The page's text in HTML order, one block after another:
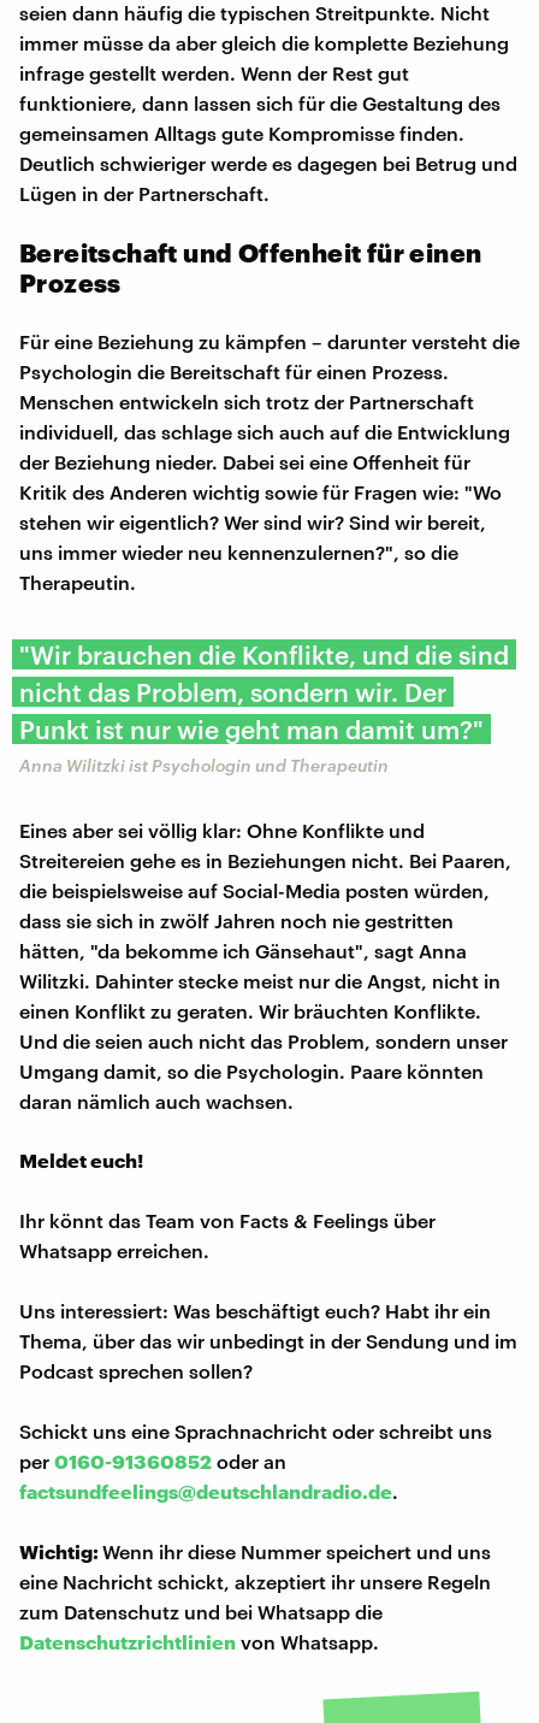
seien dann häufig die typischen Streitpunkte. Nicht
immer müsse da aber gleich die komplette Beziehung
infrage gestellt werden. Wenn der Rest gut
funktioniere, dann lassen sich für die Gestaltung des
gemeinsamen Alltags gute Kompromisse finden.
Deutlich schwieriger werde es dagegen bei Betrug und
Lügen in der Partnerschaft.
Bereitschaft und Offenheit für einen
Prozess
Für eine Beziehung zu kämpfen – darunter versteht die
Psychologin die Bereitschaft für einen Prozess.
Menschen entwickeln sich trotz der Partnerschaft
individuell, das schlage sich auch auf die Entwicklung
der Beziehung nieder. Dabei sei eine Offenheit für
Kritik des Anderen wichtig sowie für Fragen wie: "Wo
stehen wir eigentlich? Wer sind wir? Sind wir bereit,
uns immer wieder neu kennenzulernen?", so die
Therapeutin.
"Wir brauchen die Konflikte, und die sind
nicht das Problem, sondern wir. Der
Punkt ist nur wie geht man damit um?"
Anna Wilitzki ist Psychologin und Therapeutin
Eines aber sei völlig klar: Ohne Konflikte und
Streitereien gehe es in Beziehungen nicht. Bei Paaren,
die beispielsweise auf Social-Media posten würden,
dass sie sich in zwölf Jahren noch nie gestritten
hätten, "da bekomme ich Gänsehaut", sagt Anna
Wilitzki. Dahinter stecke meist nur die Angst, nicht in
einen Konflikt zu geraten. Wir bräuchten Konflikte.
Und die seien auch nicht das Problem, sondern unser
Umgang damit, so die Psychologin. Paare könnten
daran nämlich auch wachsen.
Meldet euch!
Ihr könnt das Team von Facts & Feelings über
Whatsapp erreichen.
Uns interessiert: Was beschäftigt euch? Habt ihr ein
Thema, über das wir unbedingt in der Sendung und im
Podcast sprechen sollen?
Schickt uns eine Sprachnachricht oder schreibt uns
per 0160-91360852 oder an
factsundfeelings@deutschlandradio.de.
Wichtig:Wenn ihr diese Nummer speichert und uns
eine Nachricht schickt, akzeptiert ihr unsere Regeln
zum Datenschutz und bei Whatsapp die
Datenschutzrichtlinien von Whatsapp.